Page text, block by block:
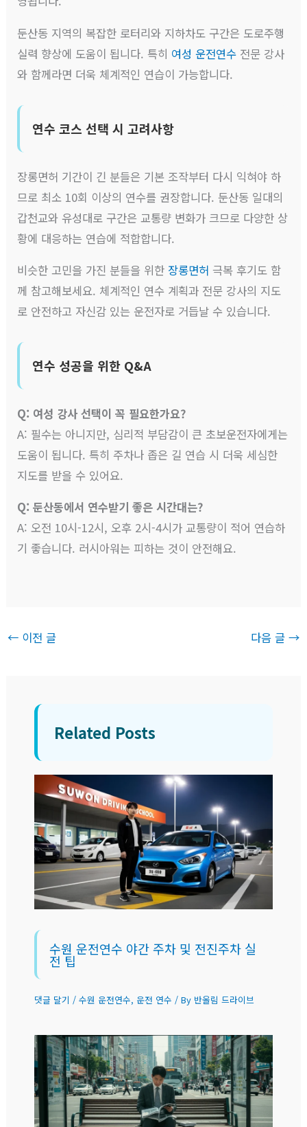
둔산동 지역의 복잡한 로터리와 지하차도 구간은 도로주행
실력 향상에 도움이 됩니다. 특히 여성 운전연수 전문 강사
와 함께라면 더욱 체계적인 연습이 가능합니다.
연수 코스 선택 시 고려사항
장롱면허 기간이 긴 분들은 기본 조작부터 다시 익혀야 하
므로 최소 10회 이상의 연수를 권장합니다. 둔산동 일대의
갑천교와 유성대로 구간은 교통량 변화가 크므로 다양한 상
황에 대응하는 연습에 적합합니다.
비슷한 고민을 가진 분들을 위한 장롱면허 극복 후기도 함
께 참고해보세요. 체계적인 연수 계획과 전문 강사의 지도
로 안전하고 자신감 있는 운전자로 거듭날 수 있습니다.
연수 성공을 위한 Q&A
Q: 여성 강사 선택이 꼭 필요한가요?
A: 필수는 아니지만, 심리적 부담감이 큰 초보운전자에게는
도움이 됩니다. 특히 주차나 좁은 길 연습 시 더욱 세심한
지도를 받을 수 있어요.
Q: 둔산동에서 연수받기 좋은 시간대는?
A: 오전 10시-12시, 오후 2시-4시가 교통량이 적어 연습하
기 좋습니다. 러시아워는 피하는 것이 안전해요.
←이전 글 다음 글→
Related Posts
수원 운전연수 야간 주차 및 전진주차 실
전 팁
댓글 달기 / 수원 운전연수, 운전 연수 / By 반올림 드라이브